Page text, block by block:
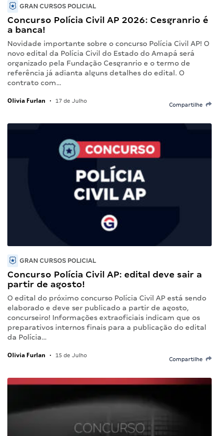
GRAN CURSOS POLICIAL
Concurso Polícia Civil AP 2026: Cesgranrio é
a banca!
Novidade importante sobre o concurso Polícia Civil AP! O
novo edital da Polícia Civil do Estado do Amapá será
organizado pela Fundação Cesgranrio e o termo de
referência já adianta alguns detalhes do edital. O
contrato com…
Olivia Furlan • 17 de Julho
Compartilhe
GRAN CURSOS POLICIAL
Concurso Polícia Civil AP: edital deve sair a
partir de agosto!
O edital do próximo concurso Polícia Civil AP está sendo
elaborado e deve ser publicado a partir de agosto,
concurseiro! Informações extraoficiais indicam que os
preparativos internos finais para a publicação do edital
da Polícia…
Olivia Furlan • 15 de Julho
Compartilhe